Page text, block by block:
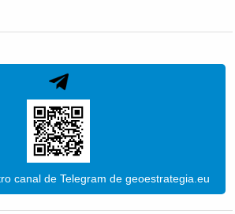
canal de Telegram de geoestrategia.eu